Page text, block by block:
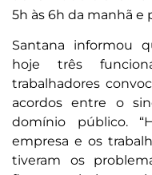
5h às 6h da manhã e
Santana informou
hoje três
trabalhadores
acordos entre o
domínio público.
empresa e os
tiveram os